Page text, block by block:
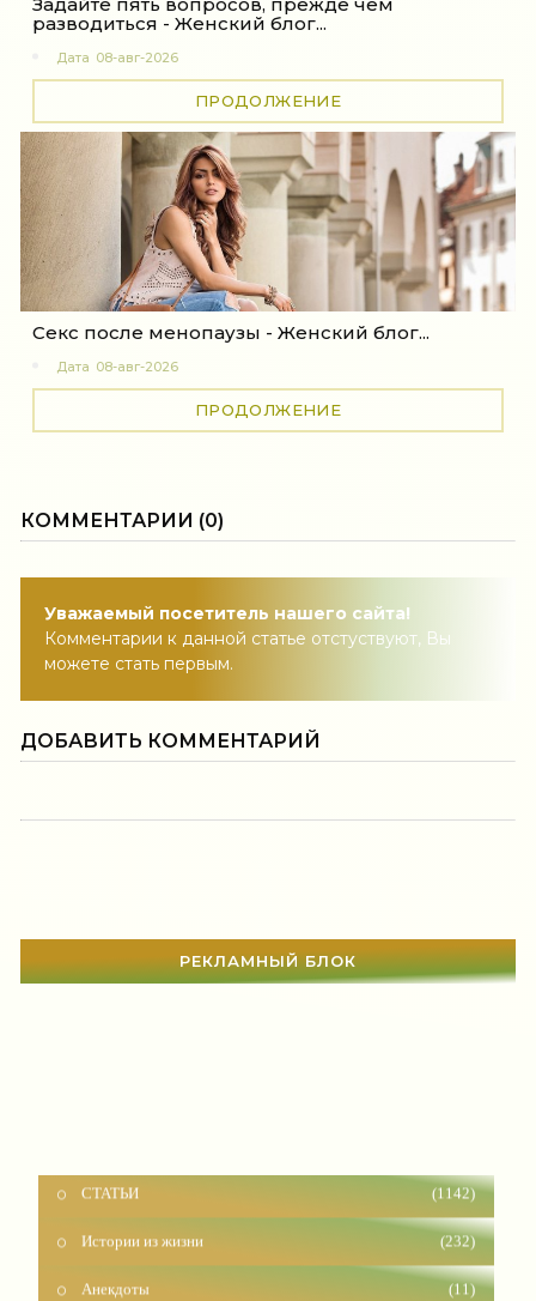
разводиться - Женский блог...
Дата 08-авг-2026
ПРОДОЛЖЕНИЕ
Секс после менопаузы - Женский блог...
Дата 08-авг-2026
ПРОДОЛЖЕНИЕ
КОММЕНТАРИИ (0)
Уважаемый посетитель нашего сайта!
Комментарии к данной статье отстуствуют, Вы
можете стать первым.
ДОБАВИТЬ КОММЕНТАРИЙ
РЕКЛАМНЫЙ БЛОК
Истории из жизни (232)
(11)